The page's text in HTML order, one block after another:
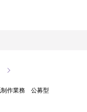
制作業務 公募型